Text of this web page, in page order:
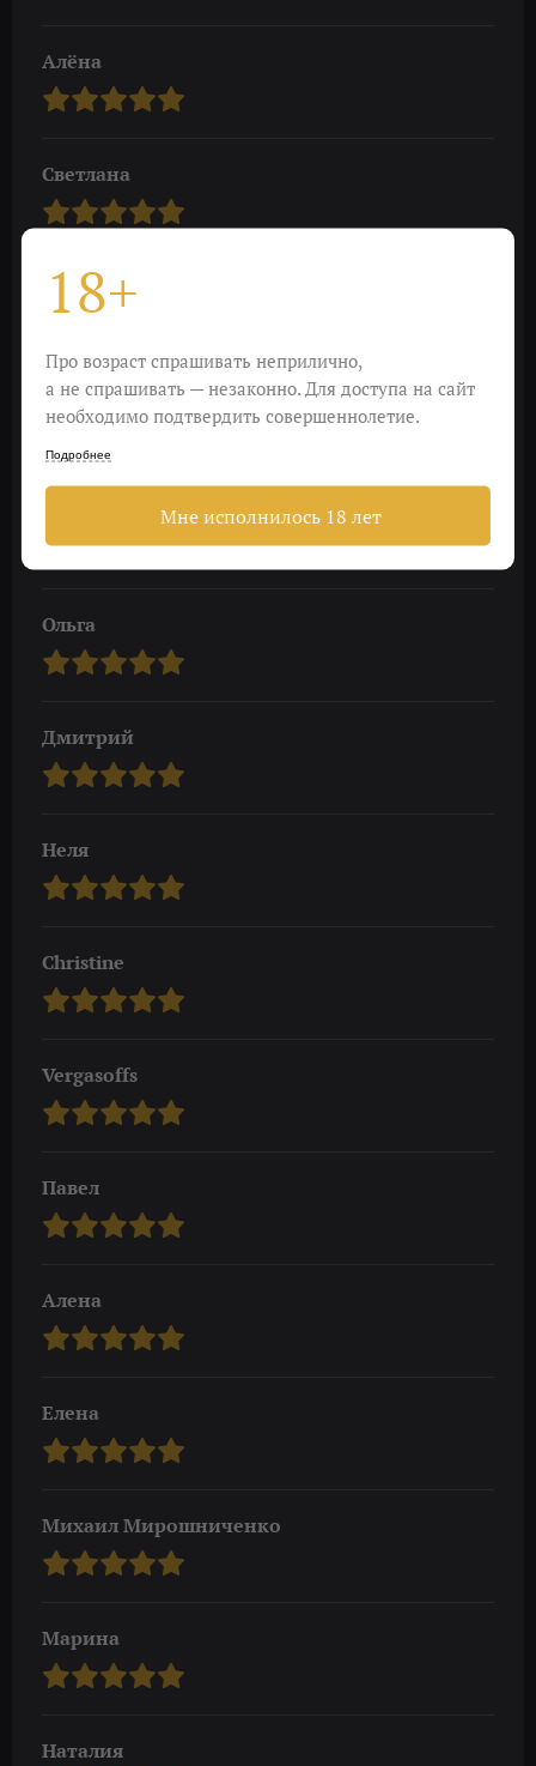
Алёна
Светлана
Cергей
Татьяна
Ольга
Дмитрий
Неля
Christine
Vergasoffs
Павел
Алена
Елена
Михаил Мирошниченко
Марина
Наталия
18+
Про возраст спрашивать неприлично,
а не спрашивать — незаконно. Для доступа на сайт
необходимо подтвердить совершеннолетие.
Подробнее
Мне исполнилось 18 лет